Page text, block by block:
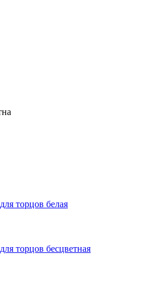
торцов белая
торцов бесцветная